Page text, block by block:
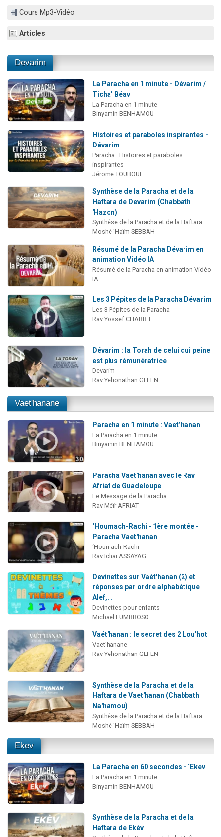
Cours Mp3-Vidéo
Articles
Devarim
La Paracha en 1 minute - Dévarim /
Ticha’ Béav
La Paracha en 1 minute
Binyamin BENHAMOU
Histoires et paraboles inspirantes -
Dévarim
Paracha : Histoires et paraboles
inspirantes
Jérome TOUBOUL
Synthèse de la Paracha et de la
Haftara de Devarim (Chabbath
'Hazon)
Synthèse de la Paracha et de la Haftara
Moshé 'Haïm SEBBAH
Résumé de la Paracha Dévarim en
animation Vidéo IA
Résumé de la Paracha en animation Vidéo
IA
Les 3 Pépites de la Paracha Dévarim
Les 3 Pépites de la Paracha
Rav Yossef CHARBIT
Dévarim : la Torah de celui qui peine
est plus rémunératrice
Devarim
Rav Yehonathan GEFEN
Vaet'hanane
Paracha en 1 minute : Vaet’hanan
La Paracha en 1 minute
Binyamin BENHAMOU
Paracha Vaet'hanan avec le Rav
Afriat de Guadeloupe
Le Message de la Paracha
Rav Méïr AFRIAT
‘Houmach-Rachi - 1ère montée -
Paracha Vaet'hanan
‘Houmach-Rachi
Rav Ichaï ASSAYAG
Devinettes sur Vaét'hanan (2) et
réponses par ordre alphabétique
Alef,...
Devinettes pour enfants
Michael LUMBROSO
Vaét'hanan : le secret des 2 Lou'hot
Vaet'hanane
Rav Yehonathan GEFEN
Synthèse de la Paracha et de la
Haftara de Vaet'hanan (Chabbath
Na'hamou)
Synthèse de la Paracha et de la Haftara
Moshé 'Haïm SEBBAH
Ekev
La Paracha en 60 secondes - ‘Ekev
La Paracha en 1 minute
Binyamin BENHAMOU
Synthèse de la Paracha et de la
Haftara de Ekèv